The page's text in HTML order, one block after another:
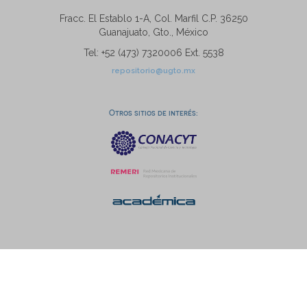
Fracc. El Establo 1-A, Col. Marfil C.P. 36250
Guanajuato, Gto., México
Tel: +52 (473) 7320006 Ext. 5538
repositorio@ugto.mx
Otros sitios de interés: